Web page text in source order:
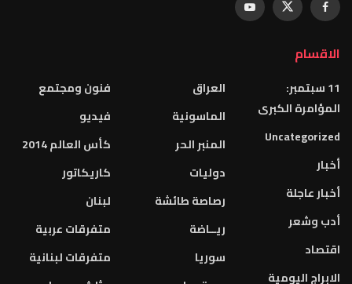
الاقسام
11 سبتمبر:
المؤامرة الكبرى
Uncategorized
أخبار
أخبار عاجلة
أدب وشعر
اقتصاد
الابراج اليومية
العراق
الماسونية
المنبر الحر
دوليات
رصاصة طائشة
ريــاضة
سوريا
فنون ومجتمع
فيديو
كأس العالم 2014
كاريكاتور
لبنان
متفرقات عربية
متفرقات لبنانية